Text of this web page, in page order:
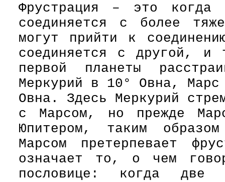
Фрустрация – это когда
соединяется с более
могут прийти к
соединяется с другой, и
первой планеты
Меркурий в 10° Овна,
Овна. Здесь Меркурий
с Марсом, но прежде
Юпитером, таким
Марсом претерпевает
означает то, о чем
пословице: когда две